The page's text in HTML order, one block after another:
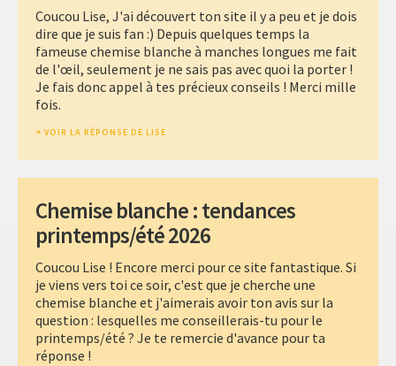
Coucou Lise, J'ai découvert ton site il y a peu et je dois
dire que je suis fan :) Depuis quelques temps la
fameuse chemise blanche à manches longues me fait
de l'œil, seulement je ne sais pas avec quoi la porter !
Je fais donc appel à tes précieux conseils ! Merci mille
fois.
VOIR LA RÉPONSE DE LISE
Chemise blanche : tendances
printemps/été 2026
Coucou Lise ! Encore merci pour ce site fantastique. Si
je viens vers toi ce soir, c'est que je cherche une
chemise blanche et j'aimerais avoir ton avis sur la
question : lesquelles me conseillerais-tu pour le
printemps/été ? Je te remercie d'avance pour ta
réponse !